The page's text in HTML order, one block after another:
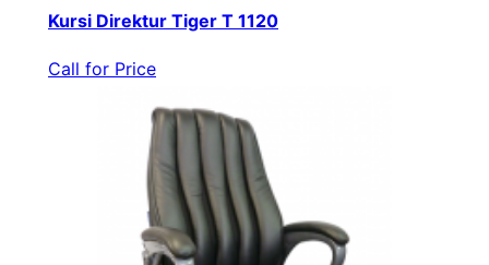
Kursi Direktur Tiger T 1120
Call for Price